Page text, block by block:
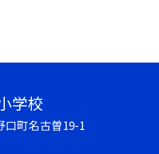
学校
口町名古曽19-1